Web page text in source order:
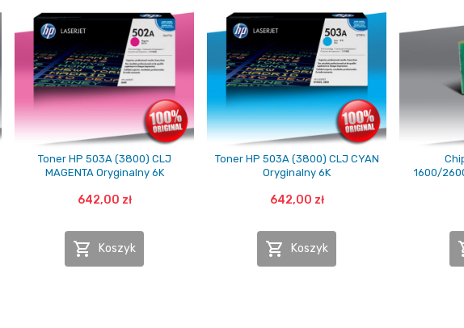
Toner HP 503A (3800) CLJ
MAGENTA Oryginalny 6K
642,00 zł
 Koszyk
Toner HP 503A (3800) CLJ CYAN
Oryginalny 6K
642,00 zł
 Koszyk
1600/